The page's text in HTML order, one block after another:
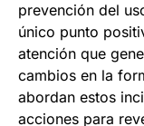
prevención del
único punto
atención que
cambios en la
abordan estos
acciones para